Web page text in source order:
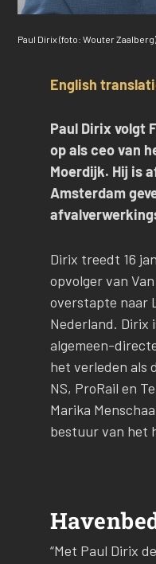
Paul Dirix (foto: Wouter Zaalberg)
English
Paul Dirix volgt
op als ceo van
Moerdijk. Hij is
Amsterdam
Dirix treedt 16
opvolger van
overstapte naar
Nederland. Dirix
algemeen-
het verleden als
NS, ProRail en
Marika
bestuur van het
“Met Paul Dirix